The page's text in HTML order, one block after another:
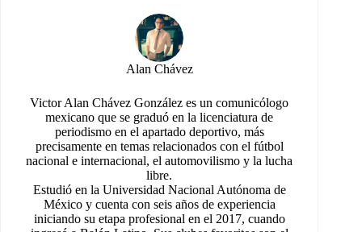
Alan Chávez
Victor Alan Chávez González es un comunicólogo
mexicano que se graduó en la licenciatura de
periodismo en el apartado deportivo, más
precisamente en temas relacionados con el fútbol
nacional e internacional, el automovilismo y la lucha
libre.
Estudió en la Universidad Nacional Autónoma de
México y cuenta con seis años de experiencia
iniciando su etapa profesional en el 2017, cuando